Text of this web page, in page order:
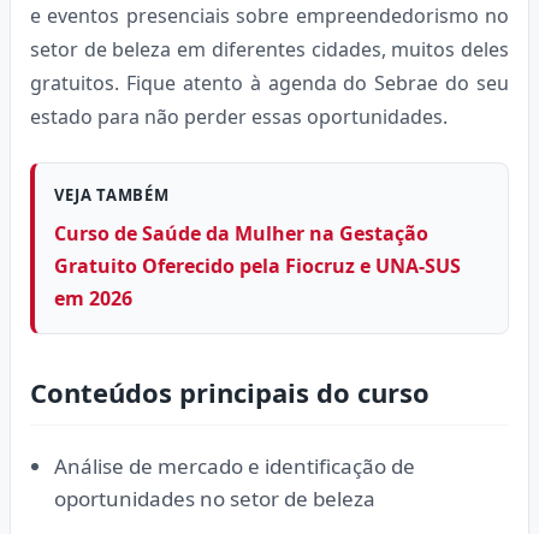
e eventos presenciais sobre empreendedorismo no
setor de beleza em diferentes cidades, muitos deles
gratuitos. Fique atento à agenda do Sebrae do seu
estado para não perder essas oportunidades.
VEJA TAMBÉM
Curso de Saúde da Mulher na Gestação
Gratuito Oferecido pela Fiocruz e UNA-SUS
em 2026
Conteúdos principais do curso
Análise de mercado e identificação de
oportunidades no setor de beleza